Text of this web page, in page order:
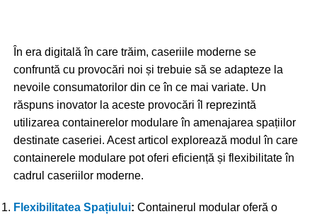
În era digitală în care trăim, caseriile moderne se
confruntă cu provocări noi și trebuie să se adapteze la
nevoile consumatorilor din ce în ce mai variate. Un
răspuns inovator la aceste provocări îl reprezintă
utilizarea containerelor modulare în amenajarea spațiilor
destinate caseriei. Acest articol explorează modul în care
containerele modulare pot oferi eficiență și flexibilitate în
cadrul caseriilor moderne.
Flexibilitatea Spațiului: Containerul modular oferă o